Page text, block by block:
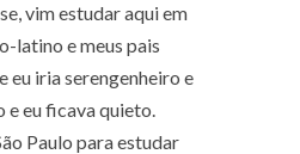
vim estudar aqui em
latino e meus pais
eu iria serengenheiro e
e eu ficava quieto.
Paulo para estudar